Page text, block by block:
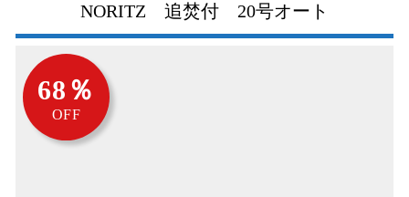
NORITZ 追焚付 20号オート
68％
OFF